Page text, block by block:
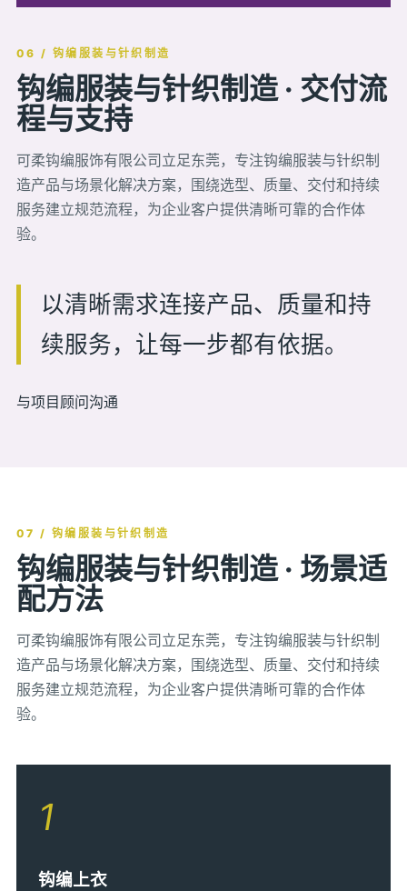
06 / 钩编服装与针织制造
钩编服装与针织制造 · 交付流
程与支持
可柔钩编服饰有限公司立足东莞，专注钩编服装与针织制
造产品与场景化解决方案，围绕选型、质量、交付和持续
服务建立规范流程，为企业客户提供清晰可靠的合作体
验。
以清晰需求连接产品、质量和持
续服务，让每一步都有依据。
与项目顾问沟通
07 / 钩编服装与针织制造
钩编服装与针织制造 · 场景适
配方法
可柔钩编服饰有限公司立足东莞，专注钩编服装与针织制
造产品与场景化解决方案，围绕选型、质量、交付和持续
服务建立规范流程，为企业客户提供清晰可靠的合作体
验。
1
钩编上衣